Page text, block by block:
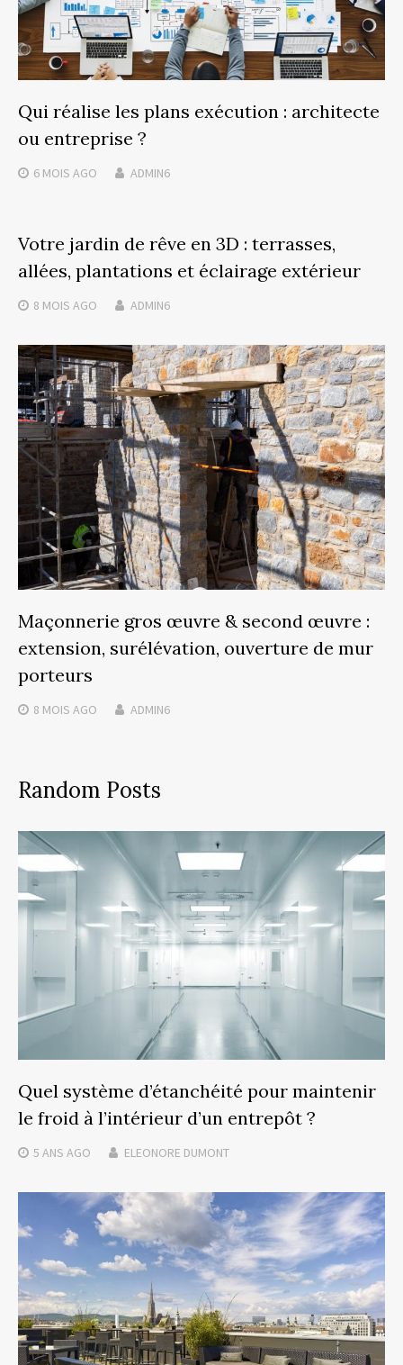
Qui réalise les plans exécution : architecte
ou entreprise ?
6 MOIS AGO ADMIN6
Votre jardin de rêve en 3D : terrasses,
allées, plantations et éclairage extérieur
8 MOIS AGO ADMIN6
Maçonnerie gros œuvre & second œuvre :
extension, surélévation, ouverture de mur
porteurs
8 MOIS AGO ADMIN6
Random Posts
Quel système d’étanchéité pour maintenir
le froid à l’intérieur d’un entrepôt ?
5 ANS AGO ELEONORE DUMONT